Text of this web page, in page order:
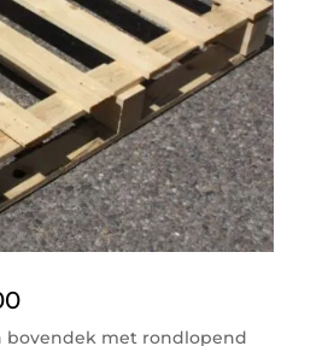
bovendek met rondlopend